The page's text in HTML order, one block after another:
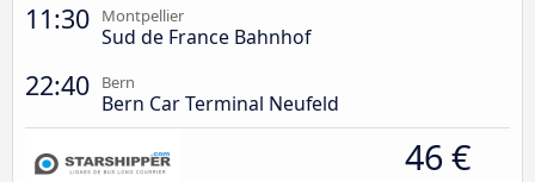
11:30 Montpellier
Sud de France Bahnhof
22:40 Bern
Bern Car Terminal Neufeld
46 €